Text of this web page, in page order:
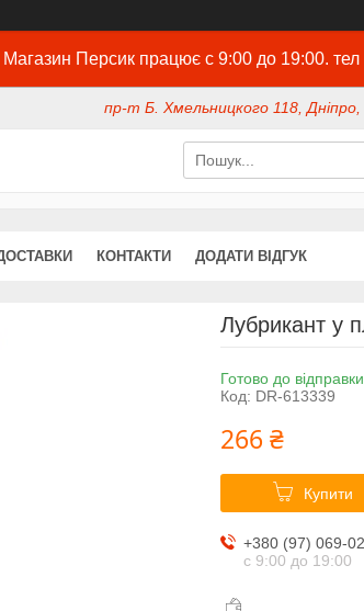
Магазин Персик працює с 9:00 до 19:00.
пр-т Б. Хмельницкого 118, Дніпро,
КОНТАКТИ ДОДАТИ ВІДГУК
Лубрикант у
Готово до відправки
Код: DR-613339
266 ₴
Купити
+380 (97) 069-
с 9:00 до 19:00